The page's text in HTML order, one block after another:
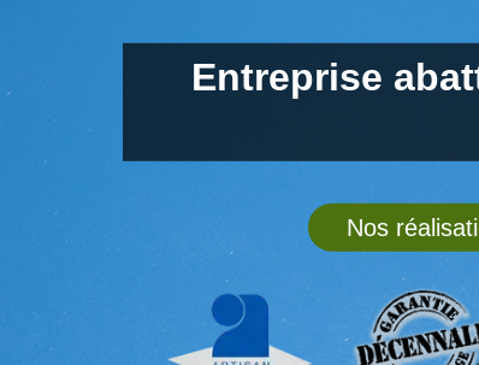
Entreprise
Nos